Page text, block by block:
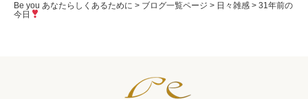
Be you あなたらしくあるために > ブログ一覧ページ > 日々雑感 > 31年前の
今日